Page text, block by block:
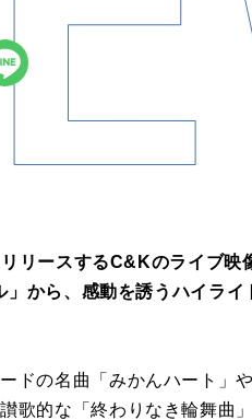
リースするC&Kのライブ
から、感動を誘うハイラ
ドの名曲「みかんハート
歌的な「終わりなき輪舞曲